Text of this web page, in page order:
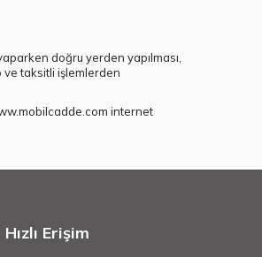
doğru yerden yapılması,
ve taksitli işlemlerden
internet
Hızlı Erişim